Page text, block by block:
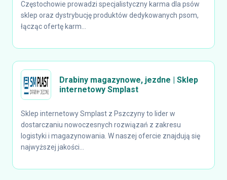
Częstochowie prowadzi specjalistyczny karma dla psów
sklep oraz dystrybucję produktów dedykowanych psom,
łącząc ofertę karm...
Drabiny magazynowe, jezdne | Sklep
internetowy Smplast
Sklep internetowy Smplast z Pszczyny to lider w
dostarczaniu nowoczesnych rozwiązań z zakresu
logistyki i magazynowania. W naszej ofercie znajdują się
najwyższej jakości...